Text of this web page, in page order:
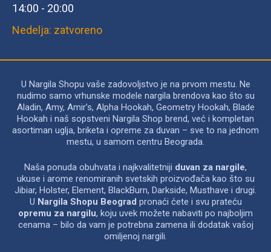
14:00 - 20:00
Nedelja: zatvoreno
U Nargila Shopu vaše zadovoljstvo je na prvom mestu. Ne
nudimo samo vrhunske modele nargila brendova kao što su
Aladin, Amy, Amir’s, Alpha Hookah, Geometry Hookah, Blade
Hookah i naš sopstveni Nargila Shop brend, već i kompletan
asortiman uglja, briketa i opreme za duvan – sve to na jednom
mestu, u samom centru Beograda.
Naša ponuda obuhvata i najkvalitetniji duvan za nargile,
ukuse i arome renomiranih svetskih proizvođača kao što su
Jibiar, Holster, Element, BlackBurn, Darkside, Musthave i drugi.
U Nargila Shopu Beograd pronaći ćete i svu prateću
opremu za nargilu, koju uvek možete nabaviti po najboljim
cenama – bilo da vam je potrebna zamena ili dodatak vašoj
omiljenoj nargili.